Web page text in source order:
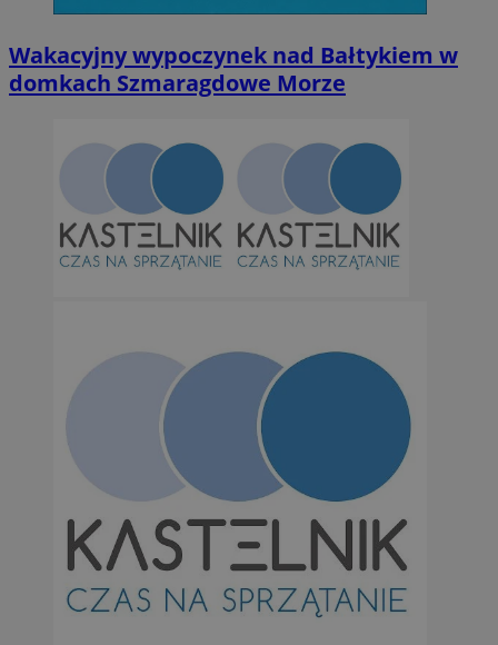
Wakacyjny wypoczynek nad Bałtykiem w
domkach Szmaragdowe Morze
Niezbędne Wydajność Targetowanie
Niezbędne pliki cookie umożliwiają korzystanie z podstawowych
takich jak logowanie użytkownika i zarządzanie kontem. Bez
można prawidłowo korzystać ze strony internetowej.
SessID
orzesze.com.pl
QeSessID
orzesze.com.pl
VISITOR_PRIVACY_METADATA
YouTube
.youtube.com